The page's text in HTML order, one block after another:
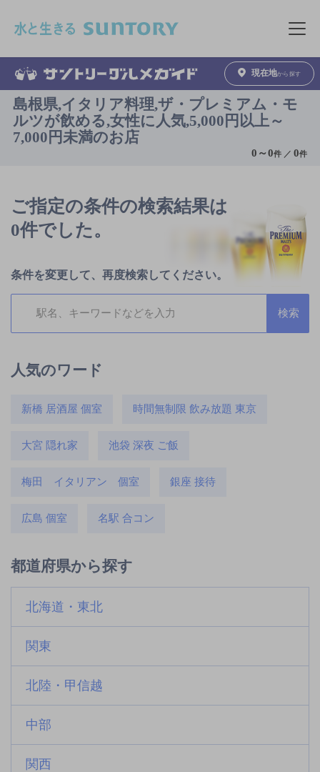
メニュ
現在地から探す
島根県,イタリア料理,ザ・プレミアム・モ
ルツが飲める,女性に人気,5,000円以上～
7,000円未満のお店
0 ～0件 ／0件
ご指定の条件の検索結果は
0件でした。
条件を変更して、再度検索してください。
人気のワード
新橋 居酒屋 個室 時間無制限 飲み放題 東京
大宮 隠れ家 池袋 深夜 ご飯
梅田 イタリアン 個室 銀座 接待
広島 個室 名駅 合コン
都道府県から探す
北海道・東北
関東
北陸・甲信越
中部
関西